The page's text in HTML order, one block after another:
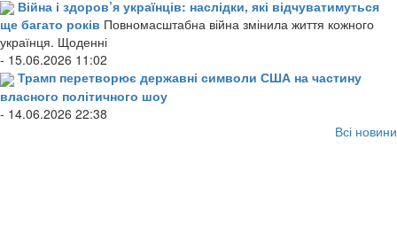
Війна і здоров’я українців: наслідки, які відчуватимуться
ще багато років Повномасштабна війна змінила життя кожного
українця. Щоденні
- 15.06.2026 11:02
Трамп перетворює державні символи США на частину
власного політичного шоу
- 14.06.2026 22:38
Всі новини